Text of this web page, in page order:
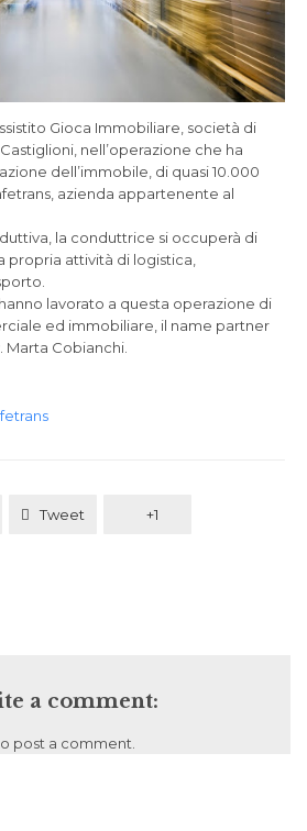
Gioca Immobiliare, società di
nell’operazione che ha
dell’immobile, di quasi 10.000
azienda appartenente al
la conduttrice si occuperà di
propria attività di logistica,
lavorato a questa operazione di
ed immobiliare, il name partner
Marta Cobianchi.
Tweet +1
a comment:
post a comment.